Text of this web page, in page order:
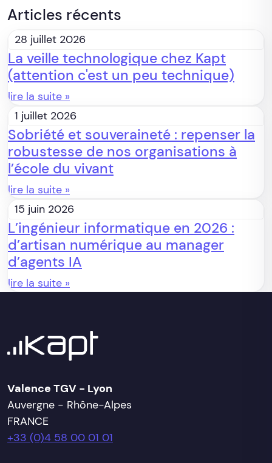
Articles récents
28 juillet 2026
La veille technologique chez Kapt
(attention c'est un peu technique)
lire la suite »
1 juillet 2026
Sobriété et souveraineté : repenser la
robustesse de nos organisations à
l’école du vivant
lire la suite »
15 juin 2026
L’ingénieur informatique en 2026 :
d’artisan numérique au manager
d’agents IA
lire la suite »
Valence TGV - Lyon
Auvergne - Rhône-Alpes
FRANCE
+33 (0)4 58 00 01 01